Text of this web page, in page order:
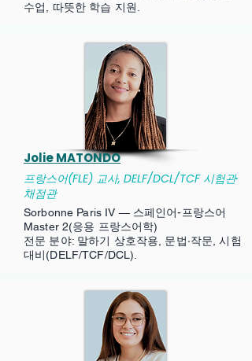
수업, 따뜻한 학습 지원.
Jolie MATONDO
프랑스어(FLE) 교사, DELF/DCL/TCF 시험관·
채점관
Sorbonne Paris IV — 스페인어-프랑스어
Master 2(응용 프랑스어학)
전문 분야: 말하기 상호작용, 문법·작문, 시험
대비(DELF/TCF/DCL).